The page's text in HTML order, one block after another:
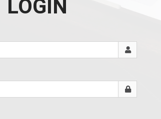
LOGIN